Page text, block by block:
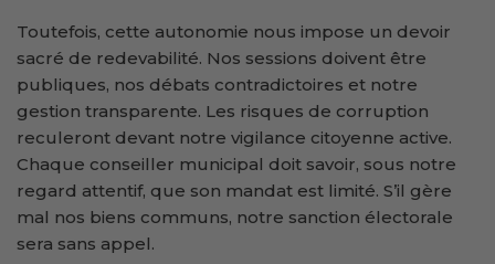
Toutefois, cette autonomie nous impose un devoir
sacré de redevabilité. Nos sessions doivent être
publiques, nos débats contradictoires et notre
gestion transparente. Les risques de corruption
reculeront devant notre vigilance citoyenne active.
Chaque conseiller municipal doit savoir, sous notre
regard attentif, que son mandat est limité. S’il gère
mal nos biens communs, notre sanction électorale
sera sans appel.